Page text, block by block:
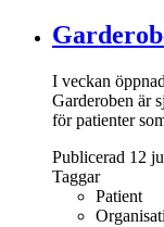
I veckan
Garderoben är
för patienter
Publicerad 12
Taggar
Patient